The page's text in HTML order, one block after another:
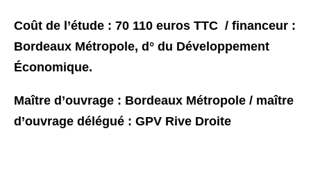
Coût de l’étude : 70 110 euros TTC / financeur :
Bordeaux Métropole, d° du Développement
Économique.
Maître d’ouvrage : Bordeaux Métropole / maître
d’ouvrage délégué : GPV Rive Droite